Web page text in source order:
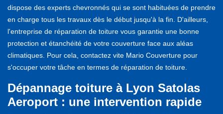
dispose des experts chevronnés qui se sont habituées de prendre
en charge tous les travaux dès le début jusqu'à la fin. D'ailleurs,
l'entreprise de réparation de toiture vous garantie une bonne
protection et étanchéité de votre couverture face aux aléas
climatiques. Pour cela, contactez vite Mario Couverture pour
s'occuper votre tâche en termes de réparation de toiture.
Dépannage toiture à Lyon Satolas
Aeroport : une intervention rapide